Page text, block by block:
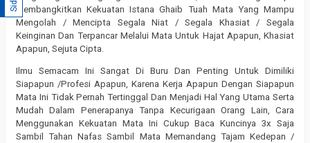
Membangkitkan Kekuatan Istana Ghaib Tuah Mata Yang Mampu
Mengolah / Mencipta Segala Niat / Segala Khasiat / Segala
Keinginan Dan Terpancar Melalui Mata Untuk Hajat Apapun, Khasiat
Apapun, Sejuta Cipta.
Ilmu Semacam Ini Sangat Di Buru Dan Penting Untuk Dimiliki
Siapapun /Profesi Apapun, Karena Kerja Apapun Dengan Siapapun
Mata Ini Tidak Pernah Tertinggal Dan Menjadi Hal Yang Utama Serta
Mudah Dalam Penerapanya Tanpa Kecurigaan Orang Lain, Cara
Menggunakan Kekuatan Mata Ini Cukup Baca Kuncinya 3x Saja
Sambil Tahan Nafas Sambil Mata Memandang Tajam Kedepan /